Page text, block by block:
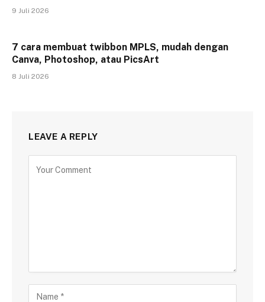
9 Juli 2026
7 cara membuat twibbon MPLS, mudah dengan
Canva, Photoshop, atau PicsArt
8 Juli 2026
LEAVE A REPLY